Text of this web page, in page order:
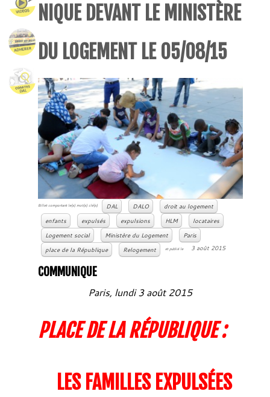
NIQUE DEVANT LE MINISTÈRE
DU LOGEMENT LE 05/08/15
Billet comportant le(s) mot(s) clé(s) DAL DALO
droit au logement
enfants
expulsés expulsions HLM
locataires
Logement social
Ministère du Logement
Paris
place de la République
Relogement et publié le 3 août 2015
COMMUNIQUE
Paris, lundi 3 août 2015
PLACE DE LA RÉPUBLIQUE :
LES FAMILLES EXPULSÉES